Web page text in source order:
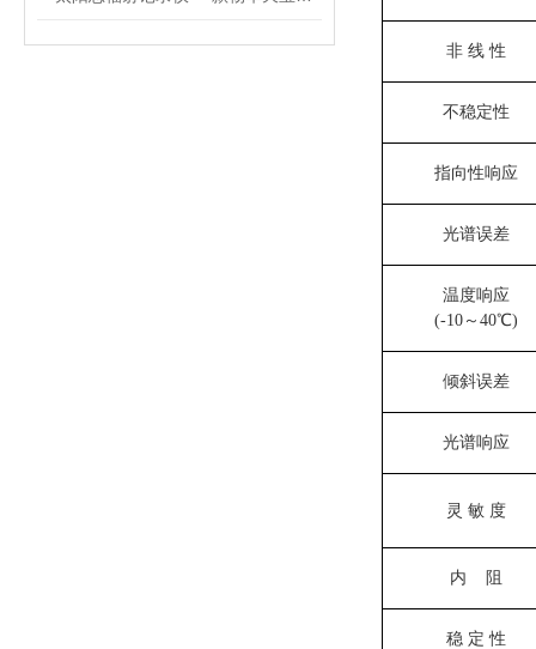
非 线 性
不稳定性
指向性响应
光谱误差
温度响应
(-10～40℃)
倾斜误差
光谱响应
灵 敏 度
内 阻
稳 定 性